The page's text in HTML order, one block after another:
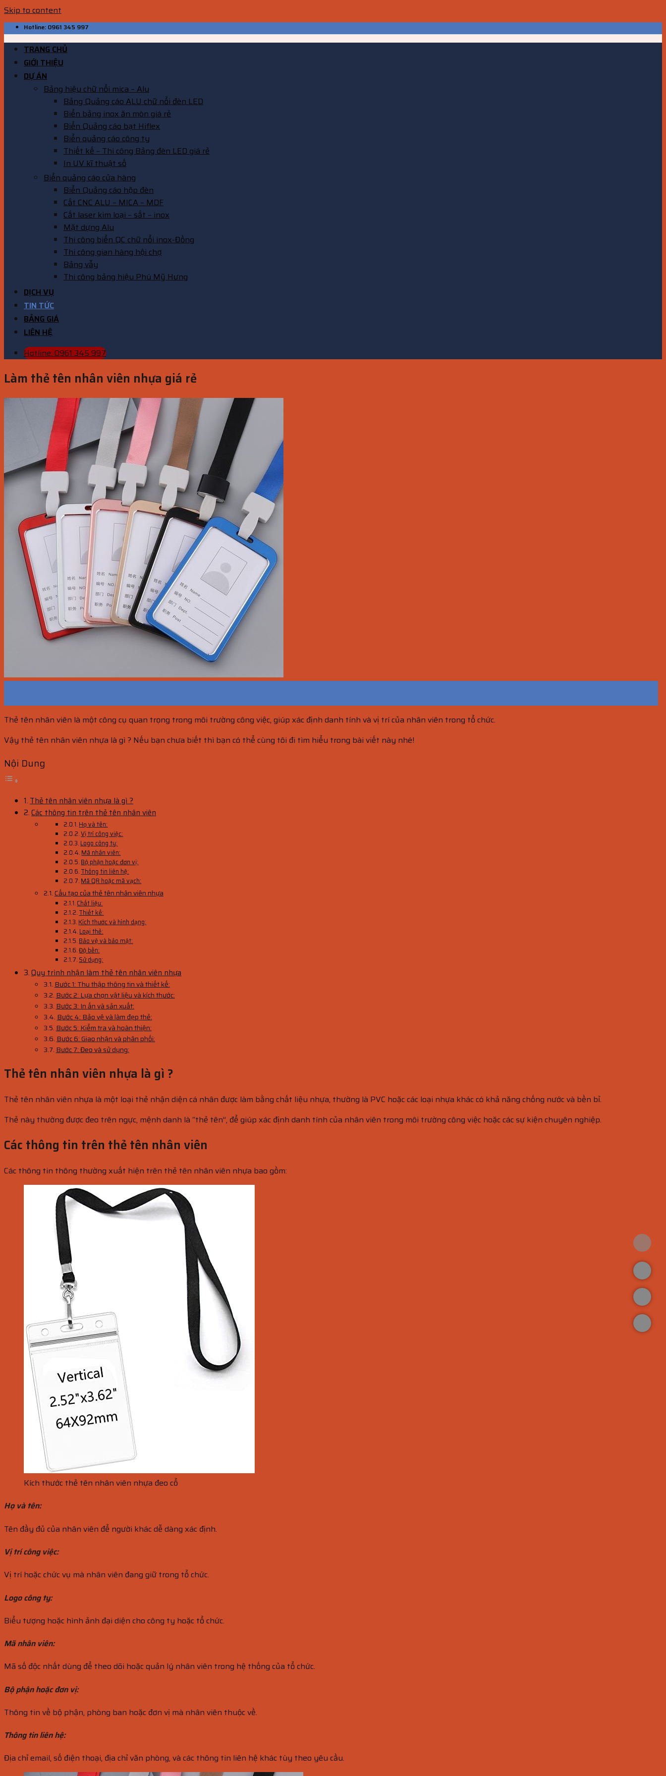
Skip to content
Hotline: 0961 345 997
TRANG CHỦ
GIỚI THIỆU
DỰ ÁN
Bảng hiệu chữ nổi mica – Alu
Bảng Quảng cáo ALU chữ nổi đèn LED
Biển bảng inox ăn mòn giá rẻ
Biển Quảng cáo bạt Hiflex
Biển quảng cáo công ty
Thiết kế – Thi công Bảng đèn LED giá rẻ
In UV kĩ thuật số
Biển quảng cáo cửa hàng
Biển Quảng cáo hộp đèn
Cắt CNC ALU – MICA – MDF
Cắt laser kim loại – sắt – inox
Mặt dựng Alu
Thi công biển QC chữ nổi inox-Đồng
Thi công gian hàng hội chợ
Bảng vẫy
Thi công bảng hiệu Phú Mỹ Hưng
DỊCH VỤ
TIN TỨC
BẢNG GIÁ
LIÊN HỆ
Hotline: 0961 345 997
Làm thẻ tên nhân viên nhựa giá rẻ
Thẻ tên nhân viên là một công cụ quan trọng trong môi trường công việc, giúp xác định danh tính và vị trí của nhân viên trong tổ chức.
Vậy thẻ tên nhân viên nhựa là gì ? Nếu bạn chưa biết thì bạn có thể cùng tôi đi tìm hiểu trong bài viết này nhé!
Nội Dung
Thẻ tên nhân viên nhựa là gì ?
Các thông tin trên thẻ tên nhân viên
Họ và tên:
Vị trí công việc:
Logo công ty:
Mã nhân viên:
Bộ phận hoặc đơn vị:
Thông tin liên hệ:
Mã QR hoặc mã vạch:
Cấu tạo của thẻ tên nhân viên nhựa
Chất liệu:
Thiết kế:
Kích thước và hình dạng:
Loại thẻ:
Bảo vệ và bảo mật:
Độ bền:
Sử dụng:
Quy trình nhận làm thẻ tên nhân viên nhựa
Bước 1: Thu thập thông tin và thiết kế:
Bước 2: Lựa chọn vật liệu và kích thước:
Bước 3: In ấn và sản xuất:
Bước 4: Bảo vệ và làm đẹp thẻ:
Bước 5: Kiểm tra và hoàn thiện:
Bước 6: Giao nhận và phân phối:
Bước 7: Đeo và sử dụng:
Thẻ tên nhân viên nhựa là gì ?
Thẻ tên nhân viên nhựa là một loại thẻ nhận diện cá nhân được làm bằng chất liệu nhựa, thường là PVC hoặc các loại nhựa khác có khả năng chống nước và bền bỉ.
Thẻ này thường được đeo trên ngực, mệnh danh là “thẻ tên”, để giúp xác định danh tính của nhân viên trong môi trường công việc hoặc các sự kiện chuyên nghiệp.
Các thông tin trên thẻ tên nhân viên
Các thông tin thông thường xuất hiện trên thẻ tên nhân viên nhựa bao gồm:
Kích thước thẻ tên nhân viên nhựa đeo cổ
Họ và tên:
Tên đầy đủ của nhân viên để người khác dễ dàng xác định.
Vị trí công việc:
Vị trí hoặc chức vụ mà nhân viên đang giữ trong tổ chức.
Logo công ty:
Biểu tượng hoặc hình ảnh đại diện cho công ty hoặc tổ chức.
Mã nhân viên:
Mã số độc nhất dùng để theo dõi hoặc quản lý nhân viên trong hệ thống của tổ chức.
Bộ phận hoặc đơn vị:
Thông tin về bộ phận, phòng ban hoặc đơn vị mà nhân viên thuộc về.
Thông tin liên hệ:
Địa chỉ email, số điện thoại, địa chỉ văn phòng, và các thông tin liên hệ khác tùy theo yêu cầu.